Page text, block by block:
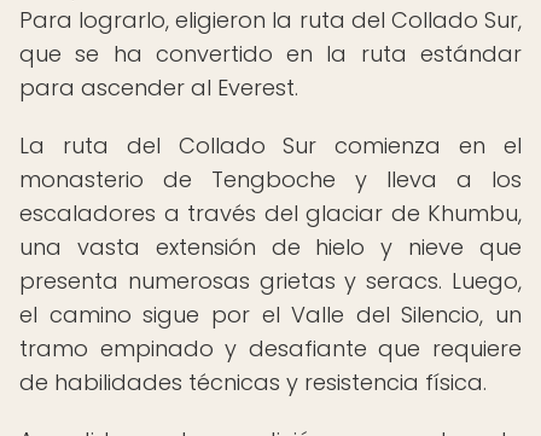
Para lograrlo, eligieron la ruta del Collado Sur,
que se ha convertido en la ruta estándar
para ascender al Everest.
La ruta del Collado Sur comienza en el
monasterio de Tengboche y lleva a los
escaladores a través del glaciar de Khumbu,
una vasta extensión de hielo y nieve que
presenta numerosas grietas y seracs. Luego,
el camino sigue por el Valle del Silencio, un
tramo empinado y desafiante que requiere
de habilidades técnicas y resistencia física.